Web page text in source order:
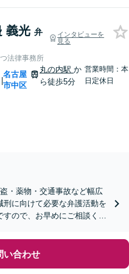
義光 弁
インタビューを
見る
法律事務所
|
名古屋
市中区
丸の内駅か
ら徒歩5分
営業時間：本
日定休日
・薬物・交通事故など幅広
に向けて必要な弁護活動を
ので、お早めにご相談くだ
い合わせ